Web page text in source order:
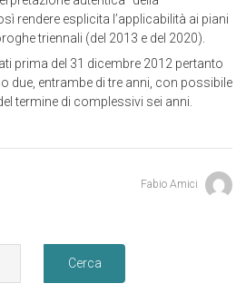
rendere esplicita l’applicabilità ai piani
triennali (del 2013 e del 2020).
prima del 31 dicembre 2012 pertanto
due, entrambe di tre anni, con possibile
termine di complessivi sei anni.
Fabio Amici